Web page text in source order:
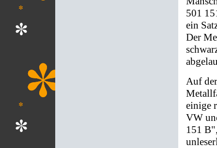
501
ein
Der
Auf
einige
VW
151